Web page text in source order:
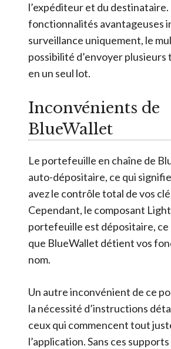
l’expéditeur et du destinataire.
fonctionnalités avantageuses
surveillance uniquement, le
possibilité d’envoyer plusieurs
en un seul lot.
Inconvénients de
BlueWallet
Le portefeuille en chaîne de
auto-dépositaire, ce qui
avez le contrôle total de vos
Cependant, le composant
portefeuille est dépositaire, ce
que BlueWallet détient vos
nom.
Un autre inconvénient de ce
la nécessité d’instructions
ceux qui commencent tout
l’application. Sans ces supports